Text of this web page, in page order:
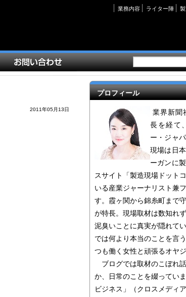
Secondary
業務内容 ライター陣
2011年05月13日
プロフィール
業界新聞
長を経て
ー・ジャ
現場は日
ーガンに
スサイト「製造現場ドット
いる産業ジャーナリスト兼
す。霞ヶ関から錦糸町まで
が特長。現場取材は数知れ
泥臭いことに真実が隠れて
では何より本当のことを言
つも働く女性と頑張るオヤ
ブログでは取材のこぼれ
か、日常のことを綴ってい
ビジネス」（クロスメディ